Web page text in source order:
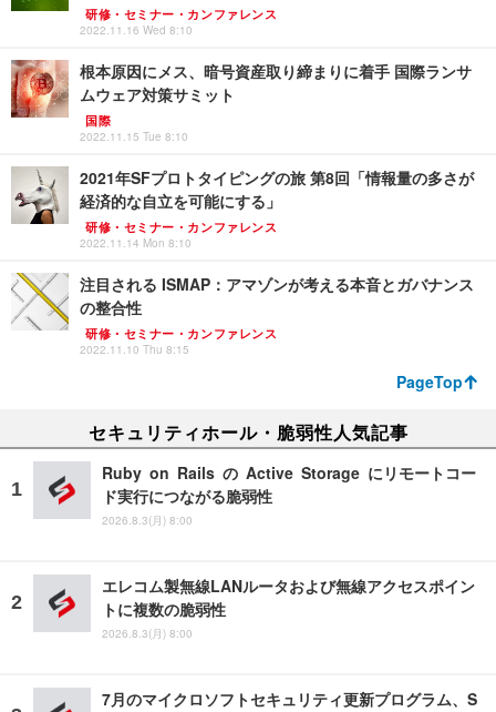
研修・セミナー・カンファレンス
2022.11.16 Wed 8:10
根本原因にメス、暗号資産取り締まりに着手 国際ランサ
ムウェア対策サミット
国際
2022.11.15 Tue 8:10
2021年SFプロトタイピングの旅 第8回「情報量の多さが
経済的な自立を可能にする」
研修・セミナー・カンファレンス
2022.11.14 Mon 8:10
注目される ISMAP：アマゾンが考える本音とガバナンス
の整合性
研修・セミナー・カンファレンス
2022.11.10 Thu 8:15
PageTop
セキュリティホール・脆弱性人気記事
Ruby on Rails の Active Storage にリモートコー
ド実行につながる脆弱性
2026.8.3(月) 8:00
エレコム製無線LANルータおよび無線アクセスポイン
トに複数の脆弱性
2026.8.3(月) 8:00
7月のマイクロソフトセキュリティ更新プログラム、S